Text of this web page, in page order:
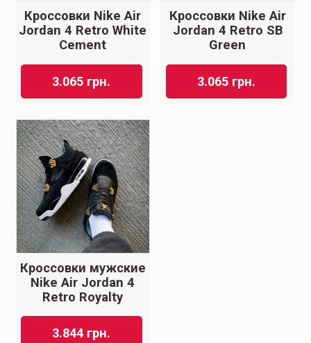
Кроссовки Nike Air
Jordan 4 Retro White
Cement
3.065 грн.
Кроссовки Nike Air
Jordan 4 Retro SB
Green
3.065 грн.
Кроссовки мужские
Nike Air Jordan 4
Retro Royalty
3.844 грн.